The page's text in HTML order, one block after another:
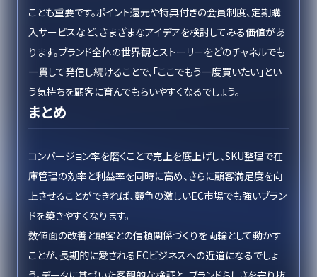
ことも重要です。ポイント還元や特典付きの会員制度、定期購
入サービスなど、さまざまなアイデアを検討してみる価値があ
ります。ブランド全体の世界観とストーリーをどのチャネルでも
一貫して発信し続けることで、「ここでもう一度買いたい」とい
う気持ちを顧客に育んでもらいやすくなるでしょう。
まとめ
コンバージョン率を磨くことで売上を底上げし、SKU整理で在
庫管理の効率と利益率を同時に高め、さらに顧客満足度を向
上させることができれば、競争の激しいEC市場でも強いブラン
ドを築きやすくなります。
数値面の改善と顧客との信頼関係づくりを両輪として動かす
ことが、長期的に愛されるECビジネスへの近道になるでしょ